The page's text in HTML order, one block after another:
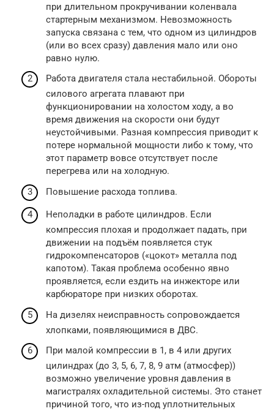
при длительном прокручивании коленвала
стартерным механизмом. Невозможность
запуска связана с тем, что одном из цилиндров
(или во всех сразу) давления мало или оно
равно нулю.
Работа двигателя стала нестабильной. Обороты
силового агрегата плавают при
функционировании на холостом ходу, а во
время движения на скорости они будут
неустойчивыми. Разная компрессия приводит к
потере нормальной мощности либо к тому, что
этот параметр вовсе отсутствует после
перегрева или на холодную.
Повышение расхода топлива.
Неполадки в работе цилиндров. Если
компрессия плохая и продолжает падать, при
движении на подъём появляется стук
гидрокомпенсаторов («цокот» металла под
капотом). Такая проблема особенно явно
проявляется, если ездить на инжекторе или
карбюраторе при низких оборотах.
На дизелях неисправность сопровождается
хлопками, появляющимися в ДВС.
При малой компрессии в 1, в 4 или других
цилиндрах (до 3, 5, 6, 7, 8, 9 атм (атмосфер))
возможно увеличение уровня давления в
магистралях охладительной системы. Это станет
причиной того, что из-под уплотнительных